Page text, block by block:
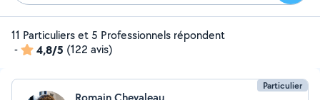
11 Particuliers et 5 Professionnels répondent
-
4,8/5 (122 avis)
Particulier